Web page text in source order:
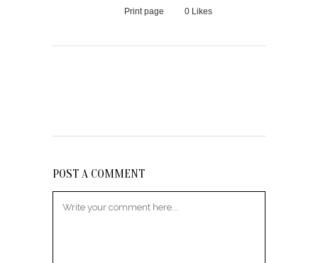
Print page 0Likes
POST A COMMENT